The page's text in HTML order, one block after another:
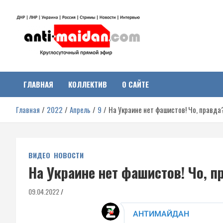
Антимайдан:
Гражданская война на
Украине
о гражданской войне на Украине, включая события в Новороссии,
ДНР, ЛНР и других регионах.
ГЛАВНАЯ КОЛЛЕКТИВ О САЙТЕ
Главная 2022 Апрель 9 На Украине нет фашистов! Чо,
ВИДЕО НОВОСТИ
На Украине нет фашистов! Чо,
09.04.2022